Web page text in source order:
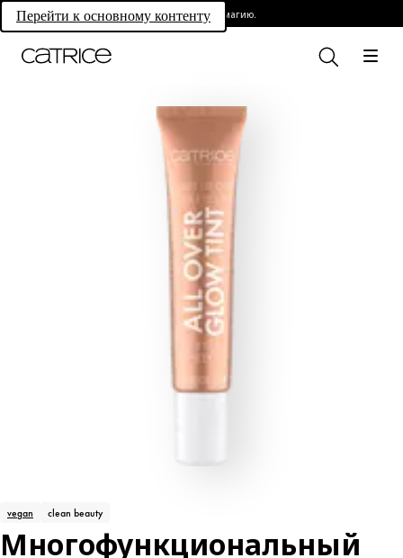
Перейти к основному контенту
Раскройте свою магию.
vegan clean beauty
Многофункциональный